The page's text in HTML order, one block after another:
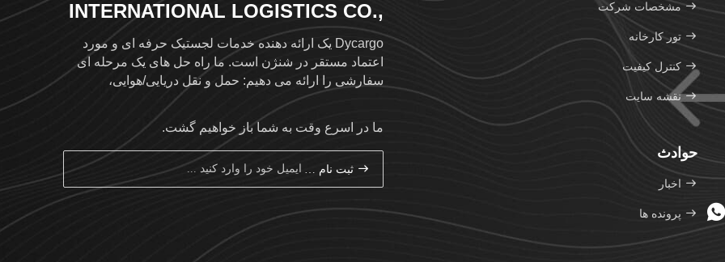
مشخصات شرکت
تور کارخانه
کنترل کیفیت
نقشه سایت
حوادث
اخبار
پرونده ها
INTERNATIONAL LOGISTICS CO.,
LTD.
Dycargo یک ارائه دهنده خدمات لجستیک حرفه ای و مورد
اعتماد مستقر در شنژن است. ما راه حل های یک مرحله ای
سفارشی را ارائه می دهیم: حمل و نقل دریایی/هوایی،
اکسپرس بین المللی، ترخیص کالا از گمرک و انبارداری. با یک
قابل اعتماد در خارج از کشور پوشش می دهد، ردیابی محموله
در زمان واقعی در وب سایت های www.dycargo.cn و
www.dycargo.net در دسترس است. با هدایت "صداقت،
حرفه ای بودن، نوآوری، برد-برد"، ما خدمات کارآمد و ایمن را
به عنوان شریک لجستیک جهانی ترجی
ما در اسرع وقت به شما باز خواهیم گشت.
ثبت نام کردن